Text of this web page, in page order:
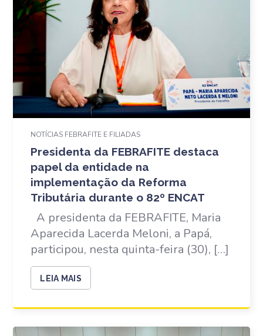
NOTÍCIAS FEBRAFITE E FILIADAS
Presidenta da FEBRAFITE destaca
papel da entidade na
implementação da Reforma
Tributária durante o 82º ENCAT
A presidenta da FEBRAFITE, Maria
Aparecida Lacerda Meloni, a Papá,
participou, nesta quinta-feira (30), […]
LEIA MAIS